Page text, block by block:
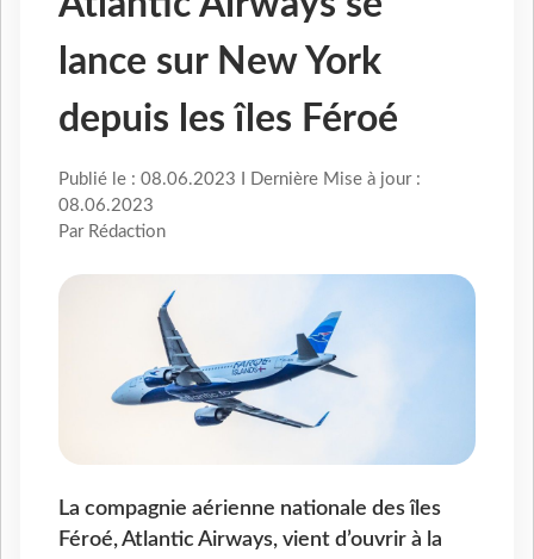
lance sur New York
depuis les îles Féroé
Publié le : 08.06.2023 I Dernière Mise à jour :
08.06.2023
Par Rédaction
La compagnie aérienne nationale des îles
Féroé, Atlantic Airways, vient d’ouvrir à la